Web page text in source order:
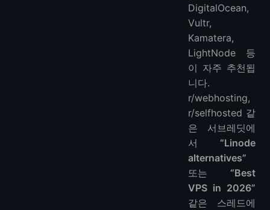
DigitalOcean,
Vultr,
Kamatera,
LightNode 등
이 자주 추천됩
니다.
r/webhosting,
r/selfhosted 같
은 서브레딧에
서 “Linode
alternatives”
또는 “Best
VPS in 2026”
같은 스레드에